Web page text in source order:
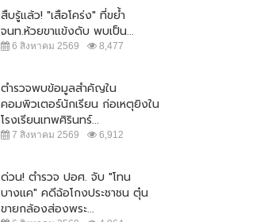
สืบรู้แล้ว! "เสือโคร่ง" ที่ขย้ำ
จนท.ห้วยขาแข้งดับ พบเป็น...
6 สิงหาคม 2569 8,477
ตำรวจพบข้อมูลสำคัญใน
คอมพิวเตอร์นักเรียน ก่อเหตุยิงใน
โรงเรียนเทพศิรินทร์...
7 สิงหาคม 2569 6,912
ด่วน! ตำรวจ ปอศ. จับ "โทน
บางแค" คดีฉ้อโกงประชาชน ตุ๋น
ขายกล้องส่องพระ...